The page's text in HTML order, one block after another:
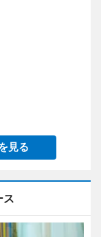
見る
ス